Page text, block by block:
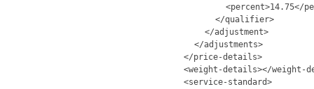
<percent>14.75</
</qualifier>
</adjustment>
</adjustments>
</price-details>
<weight-details></weight-
<service-standard>